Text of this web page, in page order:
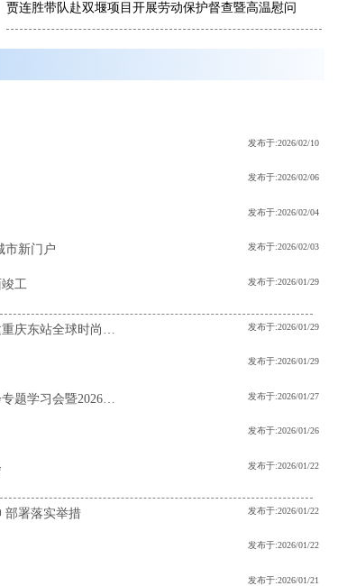
贾连胜带队赴双堰项目开展劳动保护督查暨高温慰问
发布于:2026/02/10
发布于:2026/02/06
发布于:2026/02/04
市新门户 发布于:2026/02/03
工 发布于:2026/01/29
发布于:2026/01/29
发布于:2026/01/29
发布于:2026/01/27
发布于:2026/01/26
发布于:2026/01/22
部署落实举措 发布于:2026/01/22
发布于:2026/01/22
发布于:2026/01/21